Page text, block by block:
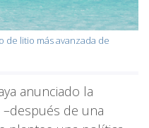
litio más avanzada de
anunciado la
–después de una